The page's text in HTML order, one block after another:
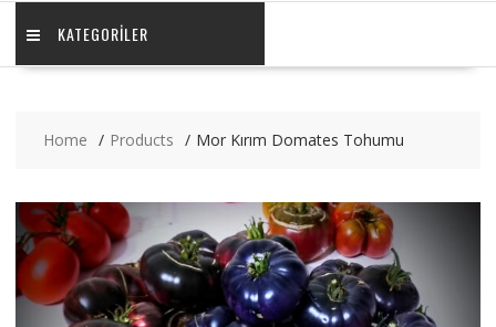
KATEGORILER
Home Products Mor Kırım Domates Tohumu